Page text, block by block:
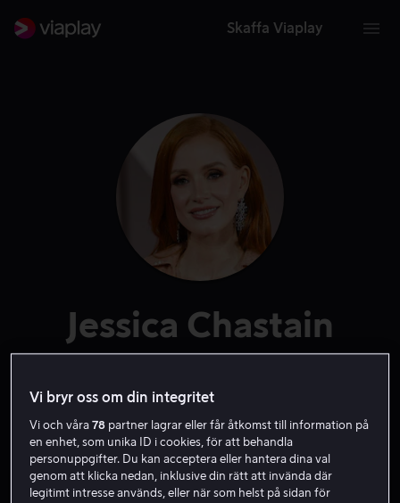
Skaffa Viaplay
Jessica Chastain
Vi bryr oss om din integritet
Vi och våra78 partner lagrar eller får åtkomst till information på
en enhet, som unika ID i cookies, för att behandla
personuppgifter. Du kan acceptera eller hantera dina val
genom att klicka nedan, inklusive din rätt att invända där
legitimt intresse används, eller när som helst på sidan för